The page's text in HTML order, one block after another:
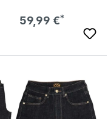
Regulärer Preis:
59,99 €